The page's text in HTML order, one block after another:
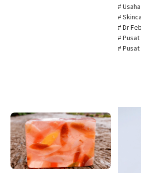
#
#
# Dr
#
#